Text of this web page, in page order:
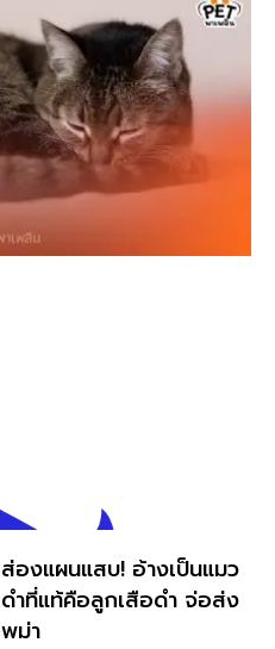
ส่องแผนแสบ! อ้างเป็นแมว
ดำที่แท้คือลูกเสือดำ จ่อส่ง
พม่า